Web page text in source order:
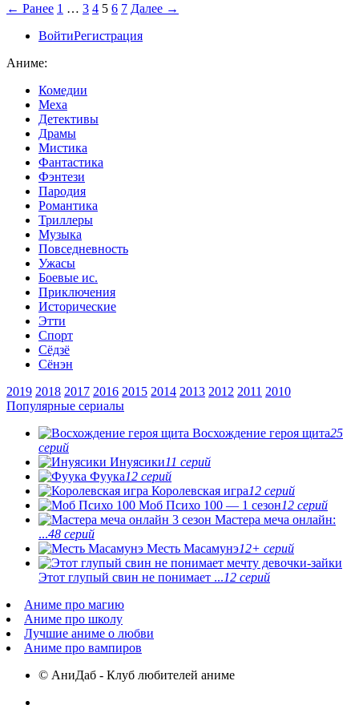
← Ранее 1 … 3 4 5 6 7 Далее →
ВойтиРегистрация
Аниме:
Комедии
Меха
Детективы
Драмы
Мистика
Фантастика
Фэнтези
Пародия
Романтика
Триллеры
Музыка
Повседневность
Ужасы
Боевые ис.
Приключения
Исторические
Этти
Спорт
Сёдзё
Сёнэн
2019 2018 2017 2016 2015 2014 2013 2012 2011 2010
Популярные сериалы
Восхождение героя щита25
серий
Инуясики11 серий
Фуука12 серий
Королевская игра12 серий
Моб Психо 100 — 1 сезон12 серий
Мастера меча онлайн:
...48 серий
Месть Масамунэ12+ серий
Этот глупый свин не понимает ...12 серий
Аниме про магию
Аниме про школу
Лучшие аниме о любви
Аниме про вампиров
© АниДаб - Клуб любителей аниме